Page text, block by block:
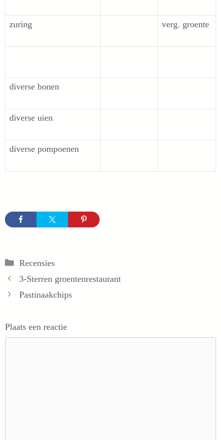
zuring verg. groente
diverse bonen
diverse uien
diverse pompoenen
Categorieën
Recensies
3-Sterren groentenrestaurant
Pastinaakchips
Plaats een reactie